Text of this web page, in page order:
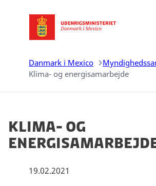
Gå til forsiden
Danmark i Mexico
Klima- og energisamarbejde
Klima- og
19.02.2021